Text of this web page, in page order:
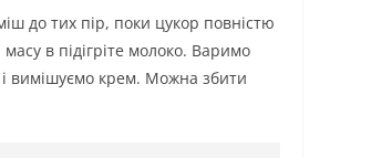
до тих пір, поки цукор повністю
в підігріте молоко. Варимо
і вимішуємо крем. Можна збити